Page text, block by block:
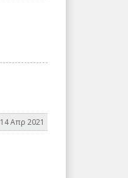
14 Απρ 2021